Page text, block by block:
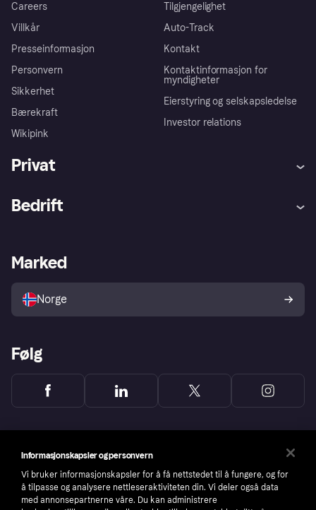
Careers
Villkår
Presseinformasjon
Personvern
Sikkerhet
Bærekraft
Wikipink
Tilgjengelighet
Auto-Track
Kontakt
Kontaktinformasjon for
myndigheter
Eierstyring og selskapsledelse
Investor relations
Privat
Utforsk butikker
Bedrift
Merchant portal
Marked
Norge
Følg
Informasjonskapsler og personvern
Vi bruker informasjonskapsler for å få nettstedet til å fungere, og for
å tilpasse og analysere nettleseraktiviteten din. Vi deler også data
med annonsepartnerne våre. Du kan administrere